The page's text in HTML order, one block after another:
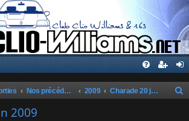
Nos précédentes sorties 2009 Charade 20 juin 2009
2009